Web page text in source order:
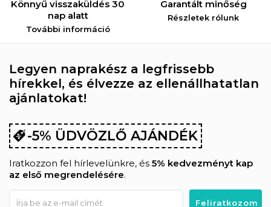
Könnyű visszaküldés 30
nap alatt
További információ
Garantált minőség
Részletek rólunk
Legyen naprakész a legfrissebb
hírekkel, és élvezze az ellenállhatatlan
ajánlatokat!
-5% ÜDVÖZLŐ AJÁNDÉK
Iratkozzon fel hírlevelünkre, és 5% kedvezményt kap
az első megrendelésére.